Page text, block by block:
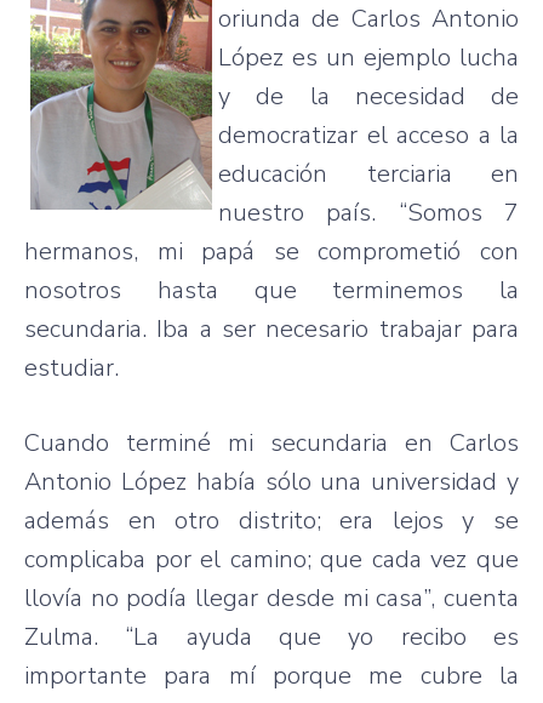
oriunda de Carlos Antonio
López es un ejemplo lucha
y de la necesidad de
democratizar el acceso a la
educación terciaria en
nuestro país. “Somos 7
hermanos, mi papá se comprometió con
nosotros hasta que terminemos la
secundaria. Iba a ser necesario trabajar para
estudiar.
Cuando terminé mi secundaria en Carlos
Antonio López había sólo una universidad y
además en otro distrito; era lejos y se
complicaba por el camino; que cada vez que
llovía no podía llegar desde mi casa”, cuenta
Zulma. “La ayuda que yo recibo es
importante para mí porque me cubre la